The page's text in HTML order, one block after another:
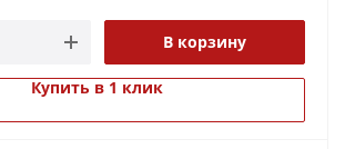
время, фиксировать важные
не забыть и не упустить, в то же
идеями, мыслями и важными
В корзину
Купить в 1 клик